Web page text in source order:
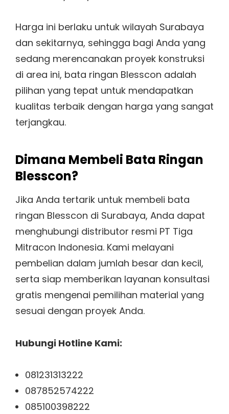
Harga ini berlaku untuk wilayah Surabaya
dan sekitarnya, sehingga bagi Anda yang
sedang merencanakan proyek konstruksi
di area ini, bata ringan Blesscon adalah
pilihan yang tepat untuk mendapatkan
kualitas terbaik dengan harga yang sangat
terjangkau.
Dimana Membeli Bata Ringan
Blesscon?
Jika Anda tertarik untuk membeli bata
ringan Blesscon di Surabaya, Anda dapat
menghubungi distributor resmi PT Tiga
Mitracon Indonesia. Kami melayani
pembelian dalam jumlah besar dan kecil,
serta siap memberikan layanan konsultasi
gratis mengenai pemilihan material yang
sesuai dengan proyek Anda.
Hubungi Hotline Kami:
081231313222
087852574222
085100398222